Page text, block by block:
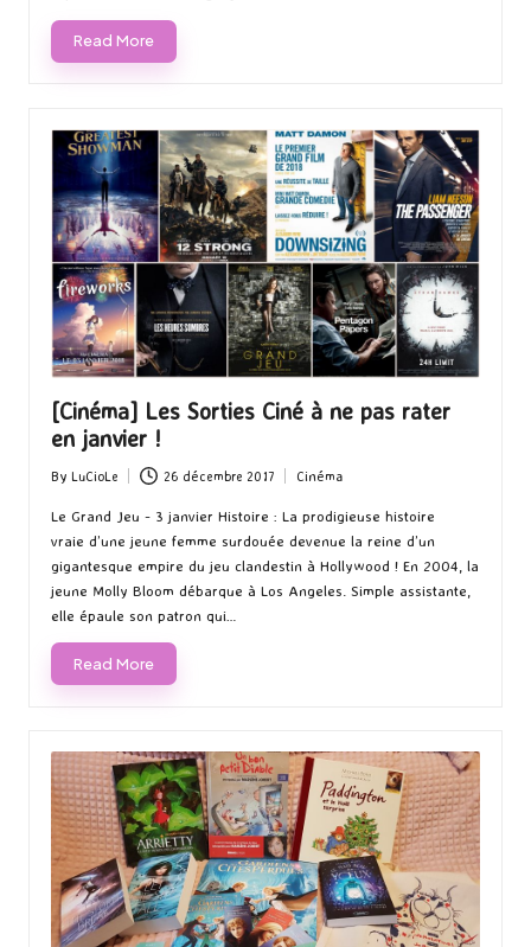
Read More
[Cinéma] Les Sorties Ciné à ne pas rater
en janvier !
Posted
by
By LuCioLe 26 décembre 2017
Posted
Cinéma
Le Grand Jeu - 3 janvier Histoire : La prodigieuse histoire
vraie d’une jeune femme surdouée devenue la reine d’un
gigantesque empire du jeu clandestin à Hollywood ! En 2004, la
jeune Molly Bloom débarque à Los Angeles. Simple assistante,
elle épaule son patron qui…
Read More